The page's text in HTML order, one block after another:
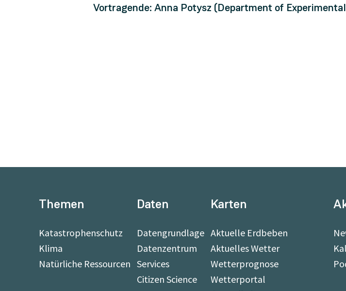
Vortragende: Anna Potysz (Department of
Themen
Katastrophenschutz
Klima
Natürliche Ressourcen
Daten
Datengrundlage
Datenzentrum
Services
Citizen Science
Karten
Aktuelle Erdbeben
Aktuelles Wetter
Wetterprognose
Wetterportal